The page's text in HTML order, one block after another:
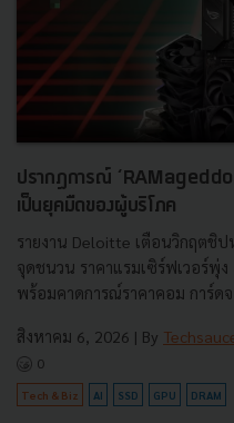
ปรากฏการณ์
เป็นยุคมืดของผู้บริโภค
รายงาน Deloitte เตือนวิกฤตชิป
จุดชนวน ราคาแรมเซิร์ฟเวอร์พุ่ง
พร้อมคาดการณ์ราคาคอม การ์ด
สิงหาคม 6, 2026 | By
0
Tech & Biz AI SSD GPU DRAM